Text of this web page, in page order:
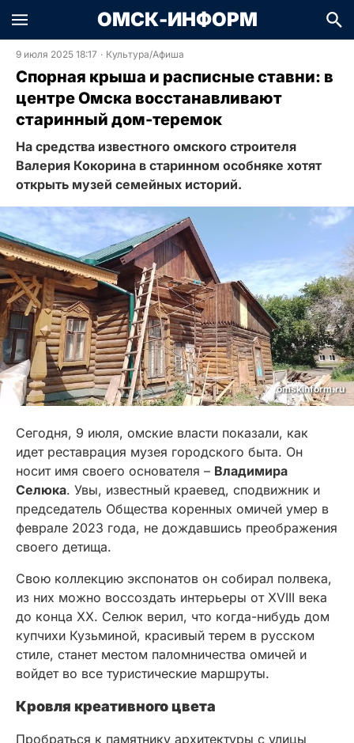
ОМСК-ИНФОРМ
9 июля 2025 18:17 · Культура/Афиша
Спорная крыша и расписные ставни: в
центре Омска восстанавливают
старинный дом-теремок
На средства известного омского строителя
Валерия Кокорина в старинном особняке хотят
открыть музей семейных историй.
omskinform.ru
Сегодня, 9 июля, омские власти показали, как
идет реставрация музея городского быта. Он
носит имя своего основателя – Владимира
Селюка. Увы, известный краевед, сподвижник и
председатель Общества коренных омичей умер в
феврале 2023 года, не дождавшись преображения
своего детища.
Свою коллекцию экспонатов он собирал полвека,
из них можно воссоздать интерьеры от XVIII века
до конца XX. Селюк верил, что когда-нибудь дом
купчихи Кузьминой, красивый терем в русском
стиле, станет местом паломничества омичей и
войдет во все туристические маршруты.
Кровля креативного цвета
Пробраться к памятнику архитектуры с улицы